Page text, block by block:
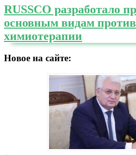
RUSSCO разработало
основным видам
химиотерапии
Новое на сайте: